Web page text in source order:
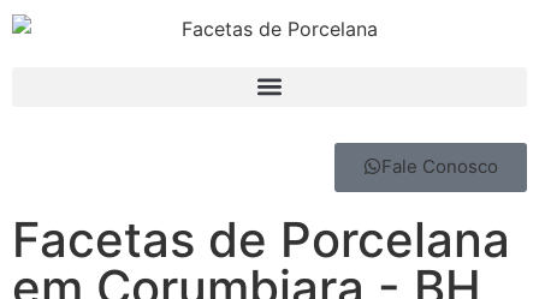
Fale Conosco
Facetas de Porcelana
em Corumbiara - BH